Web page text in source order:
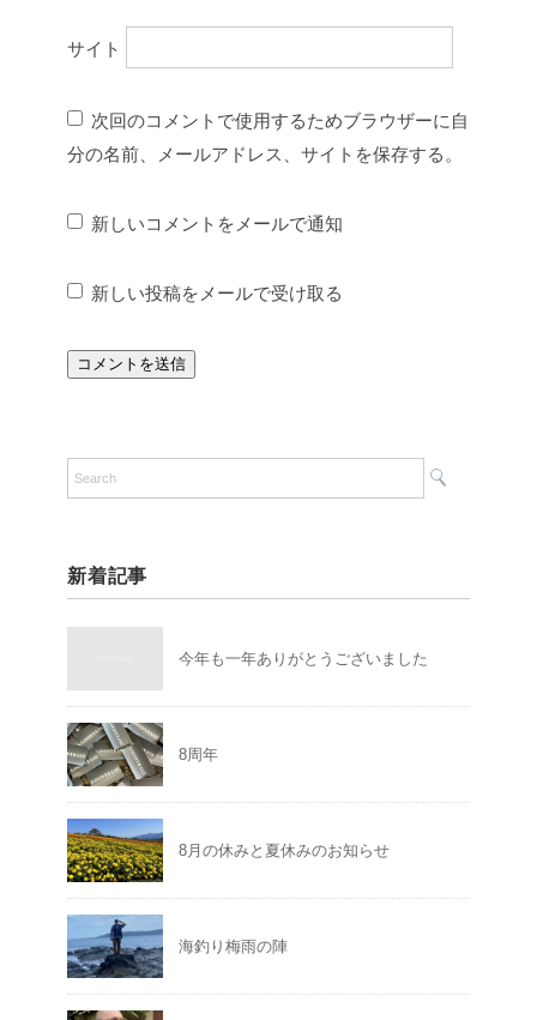
サイト
次回のコメントで使用するためブラウザーに自
分の名前、メールアドレス、サイトを保存する。
新しいコメントをメールで通知
新しい投稿をメールで受け取る
新着記事
今年も一年ありがとうございました
8周年
8月の休みと夏休みのお知らせ
海釣り梅雨の陣